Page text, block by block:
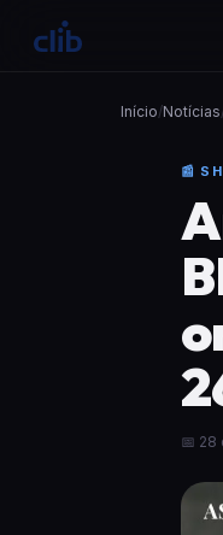
Início/Notícias
📰
📅 28